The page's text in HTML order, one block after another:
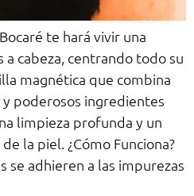
te hará vivir una
a cabeza, centrando todo su
magnética que combina
poderosos ingredientes
limpieza profunda y un
la piel. ¿Cómo Funciona?
se adhieren a las impurezas